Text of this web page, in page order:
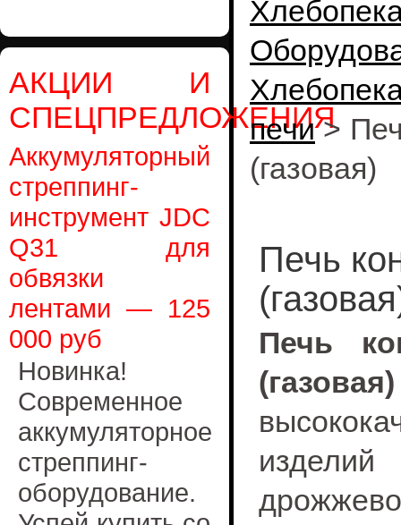
АКЦИИ И
СПЕЦПРЕДЛОЖЕНИЯ
Аккумуляторный
стреппинг-
инструмент JDC
Q31 для
обвязки
лентами — 125
000 руб
Новинка!
Современное
аккумуляторное
стреппинг-
оборудование.
печи>
(газовая)
Печь
Печь
(газовая)